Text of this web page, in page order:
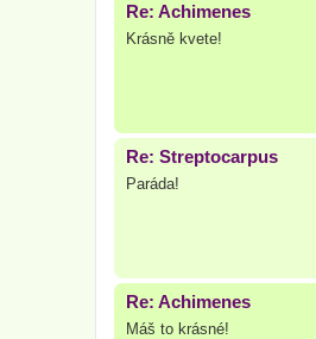
Re: Achimenes
Krásně kvete!
Re: Streptocarpus
Paráda!
Re: Achimenes
Máš to krásné!